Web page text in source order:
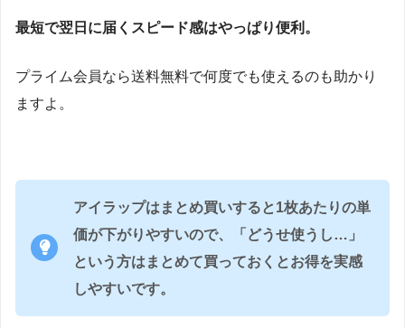
最短で翌日に届くスピード感はやっぱり便利。
プライム会員なら送料無料で何度でも使えるのも助かり
ますよ。
アイラップはまとめ買いすると1枚あたりの単
価が下がりやすいので、「どうせ使うし…」
という方はまとめて買っておくとお得を実感
しやすいです。